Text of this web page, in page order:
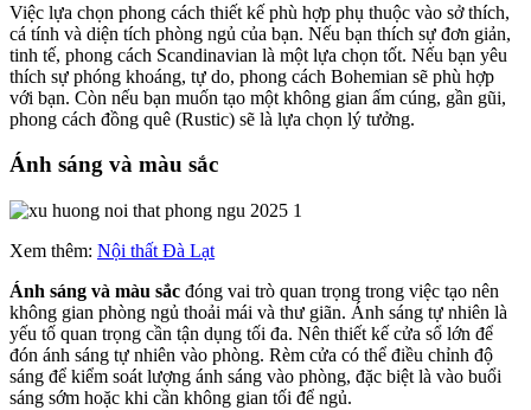
Việc lựa chọn phong cách thiết kế phù hợp phụ thuộc vào sở thích,
cá tính và diện tích phòng ngủ của bạn. Nếu bạn thích sự đơn giản,
tinh tế, phong cách Scandinavian là một lựa chọn tốt. Nếu bạn yêu
thích sự phóng khoáng, tự do, phong cách Bohemian sẽ phù hợp
với bạn. Còn nếu bạn muốn tạo một không gian ấm cúng, gần gũi,
phong cách đồng quê (Rustic) sẽ là lựa chọn lý tưởng.
Ánh sáng và màu sắc
Xem thêm: Nội thất Đà Lạt
Ánh sáng và màu sắc đóng vai trò quan trọng trong việc tạo nên
không gian phòng ngủ thoải mái và thư giãn. Ánh sáng tự nhiên là
yếu tố quan trọng cần tận dụng tối đa. Nên thiết kế cửa sổ lớn để
đón ánh sáng tự nhiên vào phòng. Rèm cửa có thể điều chỉnh độ
sáng để kiểm soát lượng ánh sáng vào phòng, đặc biệt là vào buổi
sáng sớm hoặc khi cần không gian tối để ngủ.